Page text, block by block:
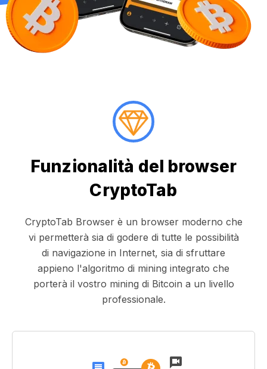
Funzionalità del browser
CryptoTab
CryptoTab Browser è un browser moderno che
vi permetterà sia di godere di tutte le possibilità
di navigazione in Internet, sia di sfruttare
appieno l'algoritmo di mining integrato che
porterà il vostro mining di Bitcoin a un livello
professionale.